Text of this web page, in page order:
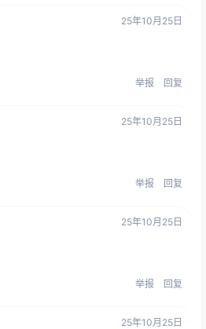
25年10月25日
举报 回复
25年10月25日
举报 回复
25年10月25日
举报 回复
25年10月25日